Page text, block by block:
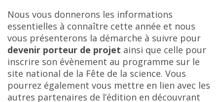
Nous vous donnerons les informations
essentielles à connaître cette année et nous
vous présenterons la démarche à suivre pour
devenir porteur de projet ainsi que celle pour
inscrire son évènement au programme sur le
site national de la Fête de la science. Vous
pourrez également vous mettre en lien avec les
autres partenaires de l’édition en découvrant